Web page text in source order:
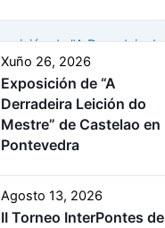
Xuño 26, 2026
Exposición de “A
Derradeira Leición do
Mestre” de Castelao en
Pontevedra
Agosto 13, 2026
II Torneo InterPontes de